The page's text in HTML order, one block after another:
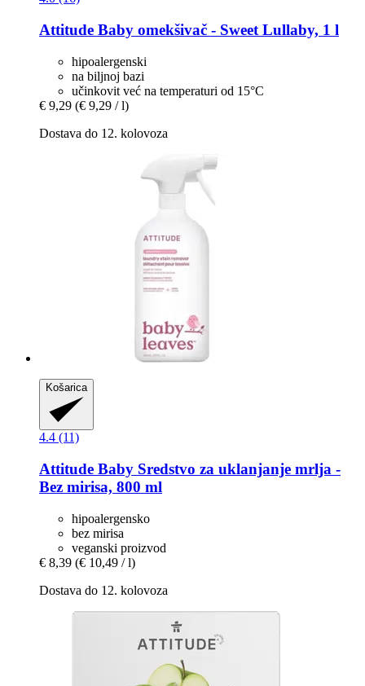
Attitude Baby omekšivač -​ Sweet Lullaby, 1 l
hipoalergenski
na biljnoj bazi
učinkovit već na temperaturi od 15°C
€ 9,29 (€ 9,29 / l)
Dostava do 12. kolovoza
Košarica
4.4 (11)
Attitude Baby Sredstvo za uklanjanje mrlja -​
Bez mirisa, 800 ml
hipoalergensko
bez mirisa
veganski proizvod
€ 8,39 (€ 10,49 / l)
Dostava do 12. kolovoza